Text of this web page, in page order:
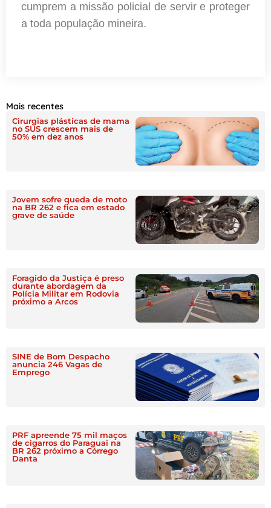
cumprem a missão policial de servir e proteger
a toda população mineira.
Mais recentes
Cirurgias plásticas de mama
no SUS crescem mais de
50% em dez anos
Jovem sofre queda de moto
na BR 262 e fica em estado
grave de saúde
Foragido da Justiça é preso
durante abordagem da
Polícia Militar em Rodovia
próximo a Arcos
SINE de Bom Despacho
anuncia 246 Vagas de
Emprego
PRF apreende 75 mil maços
de cigarros do Paraguai na
BR 262 próximo a Córrego
Danta